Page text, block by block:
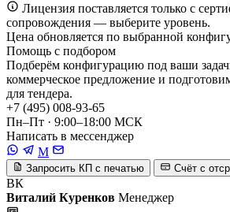
Лицензия поставляется только с
сопровождения — выберите уровень.
Цена обновляется по выбранной
Помощь с подбором
Подберём конфигурацию под ваши
коммерческое предложение и
для тендера.
+7 (495) 008-93-65
Пн–Пт · 9:00–18:00 МСК
Написать в мессенджер
M
Запросить КП с печатью Счёт с
ВК
Виталий Куренков Менеджер